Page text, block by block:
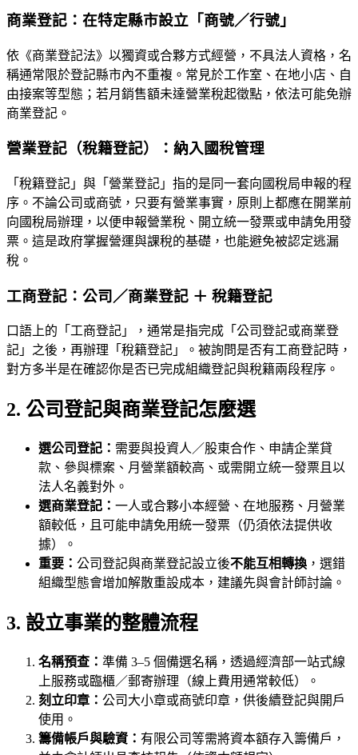
商業登記：在特定縣市設立「商號／行號」
依《商業登記法》以獨資或合夥方式經營，不具法人資格，名
稱通常限於登記縣市內不重複。常見於工作室、在地小店、自
由接案等型態；若月銷售額未達營業稅起徵點，依法可能免辦
商業登記。
營業登記（稅籍登記）：納入國稅管理
「稅籍登記」與「營業登記」指的是同一套向國稅局申報的程
序。不論公司或商號，只要有營業事實，原則上都應在開業前
向國稅局辦理，以便申報營業稅、開立統一發票或申請免用發
票。這是政府掌握營運與課稅的基礎，也能避免被認定逃漏
稅。
工商登記：公司／商業登記 ＋ 稅籍登記
口語上的「工商登記」，通常是指完成「公司登記或商業登
記」之後，再辦理「稅籍登記」。被詢問是否有工商登記時，
對方多半是在確認你是否已完成組織登記與稅籍兩段程序。
2. 公司登記與商業登記怎麼選
選公司登記： 需要與投資人／股東合作、申請企業貸
款、參與標案、月營業額較高、或需開立統一發票且以
法人名義對外。
選商業登記： 一人或合夥小本經營、在地服務、月營業
額較低，且可能申請免用統一發票（仍須依法提供收
據）。
重要： 公司登記與商業登記設立後不能互相轉換 ，選錯
組織型態會增加解散重設成本，建議先與會計師討論。
3. 設立事業的整體流程
名稱預查： 準備 3–5 個備選名稱，透過經濟部一站式線
上服務或臨櫃／郵寄辦理（線上費用通常較低）。
刻立印章： 公司大小章或商號印章，供後續登記與開戶
使用。
籌備帳戶與驗資： 有限公司等需將資本額存入籌備戶，